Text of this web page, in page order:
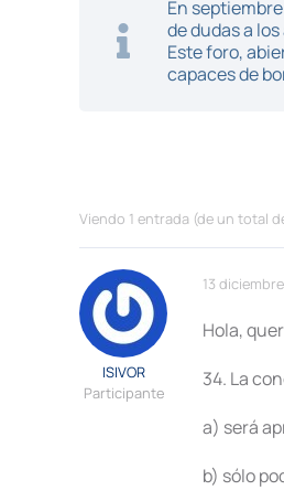
En
de dudas a
Este foro,
capaces de
Viendo 1 entrada (de un total
13
ISIVOR
Participante
Hola,
34. La
a) será
b) sólo